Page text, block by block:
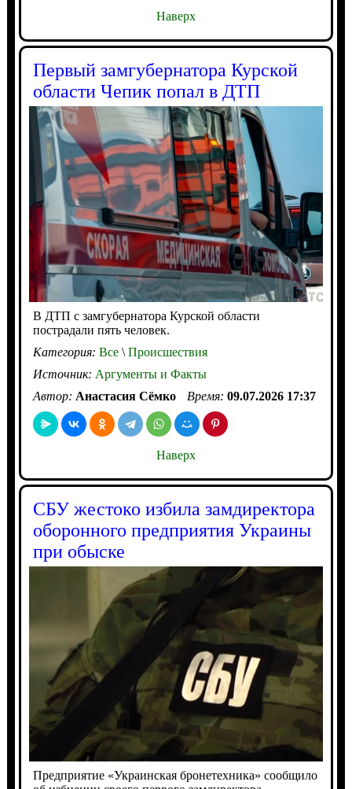
Наверх
Первый замгубернатора Курской
области Чепик попал в ДТП
В ДТП с замгубернатора Курской области
пострадали пять человек.
Категория: Все\Происшествия
Источник: Аргументы и Факты
Автор: Анастасия Сёмко Время: 09.07.2026 17:37
Наверх
СБУ жестоко избила замдиректора
оборонного предприятия Украины
при обыске
Предприятие «Украинская бронетехника» сообщило